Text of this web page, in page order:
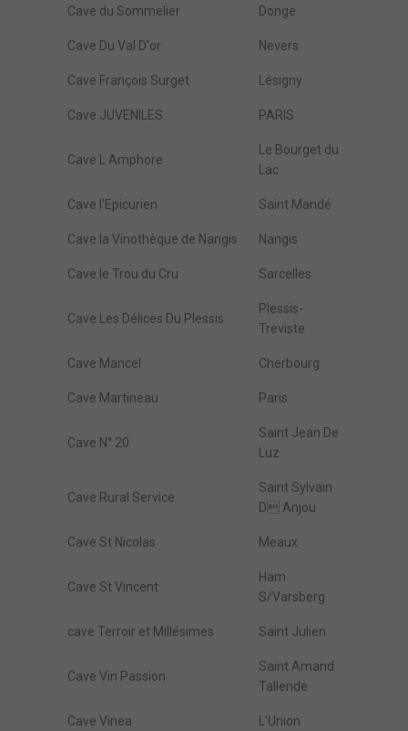
Cave du Sommelier Donge
Cave Du Val D'or Nevers
Cave François Surget Lésigny
Cave JUVENILES PARIS
Cave L Amphore
Le Bourget du
Lac
Cave l'Epicurien Saint Mandé
Cave la Vinothèque de Nangis Nangis
Cave le Trou du Cru Sarcelles
Cave Les Délices Du Plessis
Plessis-
Treviste
Cave Mancel Cherbourg
Cave Martineau Paris
Cave N° 20
Saint Jean De
Luz
Cave Rural Service
Saint Sylvain
D Anjou
Cave St Nicolas Meaux
Cave St Vincent
Ham
S/Varsberg
cave Terroir et Millésimes Saint Julien
Cave Vin Passion
Saint Amand
Tallende
Cave Vinea L'Union